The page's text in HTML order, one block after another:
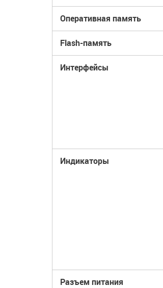
Оперативная память
Flash-память
Интерфейсы
Индикаторы
Разъем питания